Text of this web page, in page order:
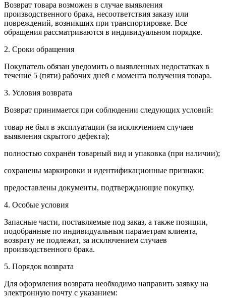
Возврат товара возможен в случае выявления
производственного брака, несоответствия заказу или
повреждений, возникших при транспортировке. Все
обращения рассматриваются в индивидуальном порядке.
2. Сроки обращения
Покупатель обязан уведомить о выявленных недостатках в
течение 5 (пяти) рабочих дней с момента получения товара.
3. Условия возврата
Возврат принимается при соблюдении следующих условий:
товар не был в эксплуатации (за исключением случаев
выявления скрытого дефекта);
полностью сохранён товарный вид и упаковка (при наличии);
сохранены маркировки и идентификационные признаки;
предоставлены документы, подтверждающие покупку.
4. Особые условия
Запасные части, поставляемые под заказ, а также позиции,
подобранные по индивидуальным параметрам клиента,
возврату не подлежат, за исключением случаев
производственного брака.
5. Порядок возврата
Для оформления возврата необходимо направить заявку на
электронную почту с указанием: